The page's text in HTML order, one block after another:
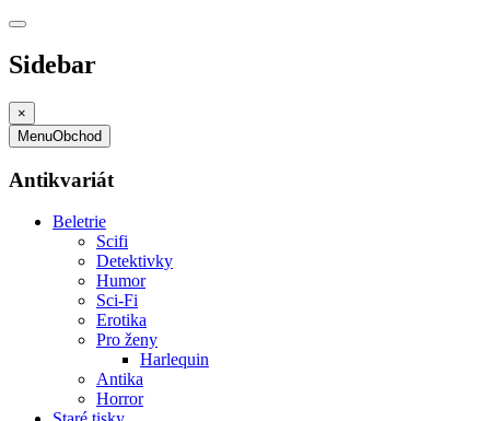
Sidebar
×
MenuObchod
Antikvariát
Beletrie
Scifi
Detektivky
Humor
Sci-Fi
Erotika
Pro ženy
Harlequin
Antika
Horror